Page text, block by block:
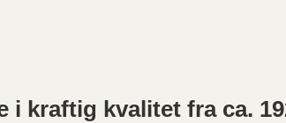
i kraftig kvalitet fra ca.